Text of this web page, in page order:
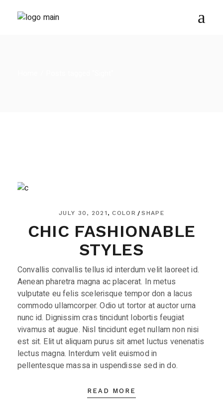
JULY 30, 2021 COLOR SHAPE
CHIC FASHIONABLE
STYLES
Convallis convallis tellus id interdum velit laoreet id.
Aenean pharetra magna ac placerat. In metus
vulputate eu felis scelerisque tempor don a lacus
commodo ullamcorper. Odio ut tortor at auctor urna
nunc id. Dignissim cras tincidunt lobortis feugiat
vivamus at augue. Nisl tincidunt eget nullam non nisi
est sit. Elit ut aliquam purus sit amet luctus venenatis
lectus magna. Interdum velit euismod in
pellentesque massa in uspendisse sed in do.
READ MORE